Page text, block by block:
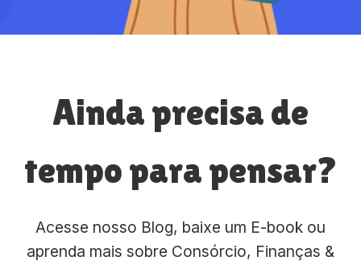
Ainda precisa de
tempo para pensar?
Acesse nosso Blog, baixe um E-book ou
aprenda mais sobre Consórcio, Finanças &